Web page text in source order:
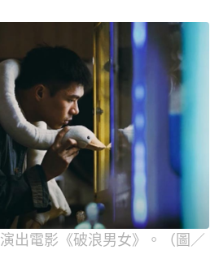
出電影《破浪男女》。（圖／